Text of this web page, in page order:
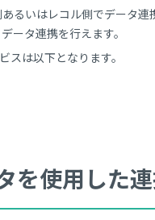
るいはレコル側でデータ連
ータ連携を行えます。
スは以下となります。
を使用した